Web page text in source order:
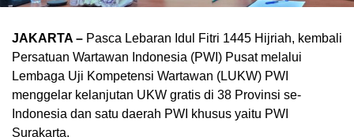
JAKARTA – Pasca Lebaran Idul Fitri 1445 Hijriah, kembali
Persatuan Wartawan Indonesia (PWI) Pusat melalui
Lembaga Uji Kompetensi Wartawan (LUKW) PWI
menggelar kelanjutan UKW gratis di 38 Provinsi se-
Indonesia dan satu daerah PWI khusus yaitu PWI
Surakarta.